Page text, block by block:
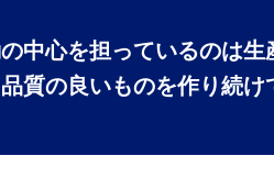
中心を担っているのは
質の良いものを作り続